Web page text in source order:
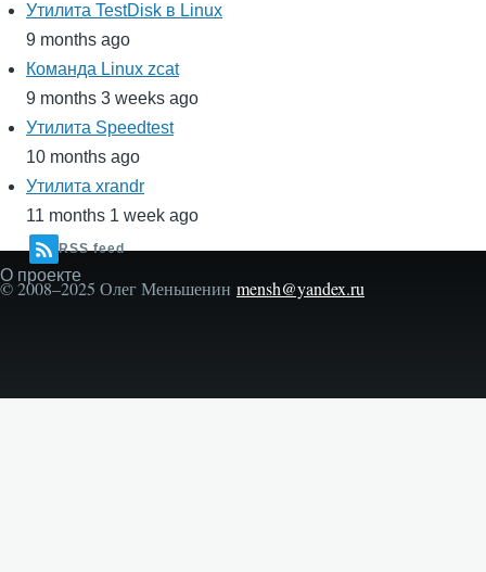
Утилита TestDisk в Linux
9 months ago
Команда Linux zcat
9 months 3 weeks ago
Утилита Speedtest
10 months ago
Утилита xrandr
11 months 1 week ago
RSS feed
Secondary
menu
О проекте
© 2008–2025 Олег Меньшенин mensh@yandex.ru